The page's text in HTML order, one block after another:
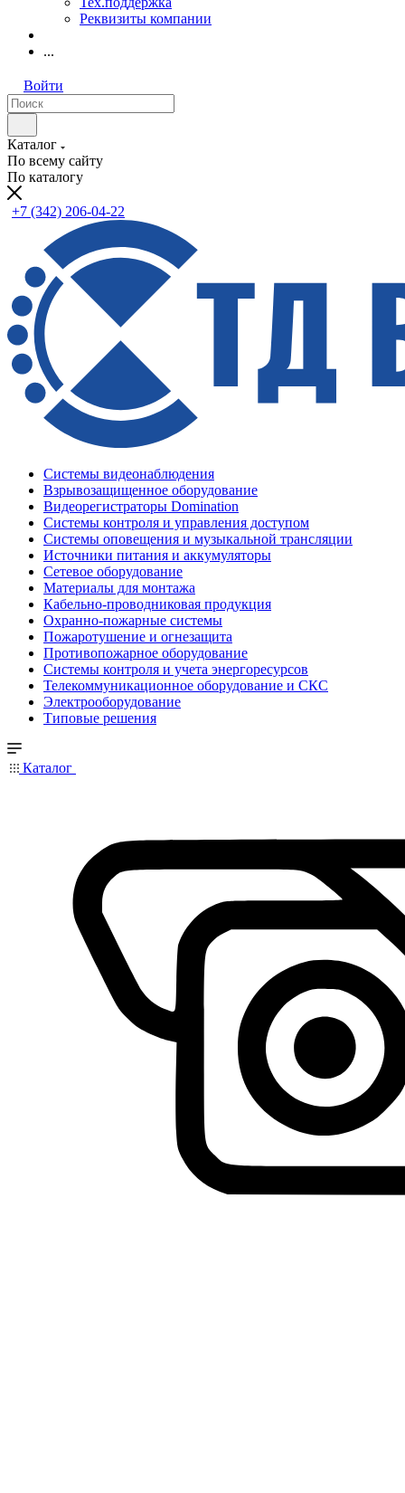
Реквизиты компании
...
Войти
Каталог
По всему сайту
По каталогу
+7 (342) 206-04-22
Системы видеонаблюдения
Взрывозащищенное оборудование
Видеорегистраторы Domination
Системы контроля и управления доступом
Системы оповещения и музыкальной трансляции
Источники питания и аккумуляторы
Сетевое оборудование
Материалы для монтажа
Кабельно-проводниковая продукция
Охранно-пожарные системы
Пожаротушение и огнезащита
Противопожарное оборудование
Системы контроля и учета энергоресурсов
Телекоммуникационное оборудование и СКС
Электрооборудование
Типовые решения
Каталог